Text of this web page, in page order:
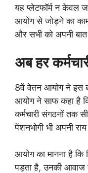
यह प्लेटफॉर्म न केवल
आयोग से जोड़ने का काम
और सभी को अपनी बात
अब हर
8वें वेतन आयोग ने इस
आयोग ने साफ कहा है कि
कर्मचारी संगठनों तक
पेंशनभोगी भी अपनी
आयोग का मानना है
पड़ता है, उनकी आवाज